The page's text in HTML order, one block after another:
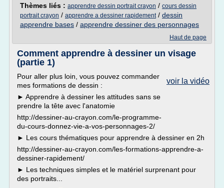
Thèmes liés : apprendre dessin portrait crayon / cours dessin
portrait crayon / apprendre a dessiner rapidement/ dessin
apprendre bases / apprendre dessiner des personnages
Haut de page
Comment apprendre à dessiner un visage
(partie 1)
voir la vidéo
Pour aller plus loin, vous pouvez commander
mes formations de dessin :
► Apprendre à dessiner les attitudes sans se
prendre la tête avec l'anatomie
http://dessiner-au-crayon.com/le-programme-
du-cours-donnez-vie-a-vos-personnages-2/
► Les cours thématiques pour apprendre à dessiner en 2h
http://dessiner-au-crayon.com/les-formations-apprendre-a-
dessiner-rapidement/
► Les techniques simples et le matériel surprenant pour
des portraits...